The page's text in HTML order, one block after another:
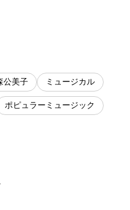
公美子 ミュージカル
ポピュラーミュージック